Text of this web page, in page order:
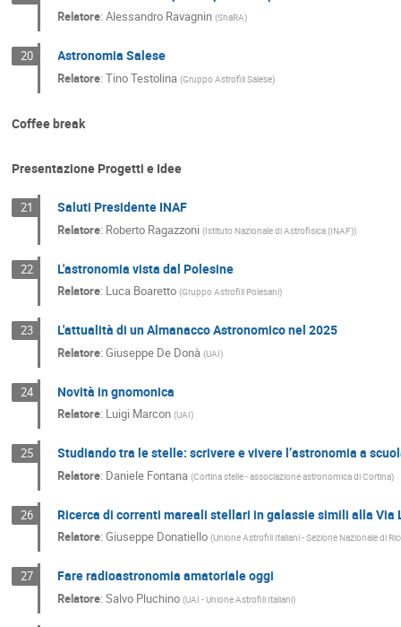
Relatore:Alessandro Ravagnin (ShaRA)
20 Astronomia Salese
Relatore:Tino Testolina (Gruppo Astrofili Salese)
Coffee break
Presentazione Progetti e Idee
21 Saluti Presidente INAF
Relatore: Roberto Ragazzoni (Istituto Nazionale di Astrofisica (INAF))
22 L'astronomia vista dal Polesine
Relatore: Luca Boaretto (Gruppo Astrofili Polesani)
23 L'attualità di un Almanacco Astronomico nel 2025
Relatore:Giuseppe De Donà (UAI)
24 Novità in gnomonica
Relatore: Luigi Marcon (UAI)
25 Studiando tra le stelle: scrivere e vivere l’astronomia a
Relatore: Daniele Fontana (Cortina stelle - associazione astronomica di Cortina)
26 Ricerca di correnti mareali stellari in galassie simili alla Via
Relatore:Giuseppe Donatiello (Unione Astrofili Italiani - Sezione Nazionale di
27 Fare radioastronomia amatoriale oggi
Relatore:Salvo Pluchino (UAI - Unione Astrofili Italiani)